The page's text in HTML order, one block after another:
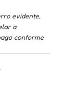
evidente,
a
conforme